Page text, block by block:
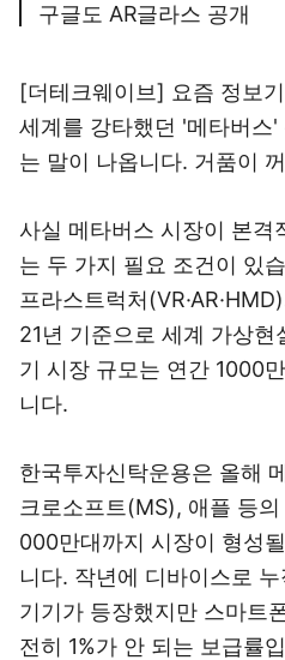
구글도 AR글라스 공개
[더테크웨이브] 요즘 정보
세계를 강타했던 '메타버스
는 말이 나옵니다. 거품이
사실 메타버스 시장이 본격
는 두 가지 필요 조건이 있
프라스트럭처
21년 기준으로 세계 가상현
기 시장 규모는 연간 1000
니다.
한국투자신탁운용은 올해
크로소프트(MS), 애플 등
000만대까지 시장이 형성
니다. 작년에 디바이스로
기기가 등장했지만 스마트
전히 1%가 안 되는 보급률